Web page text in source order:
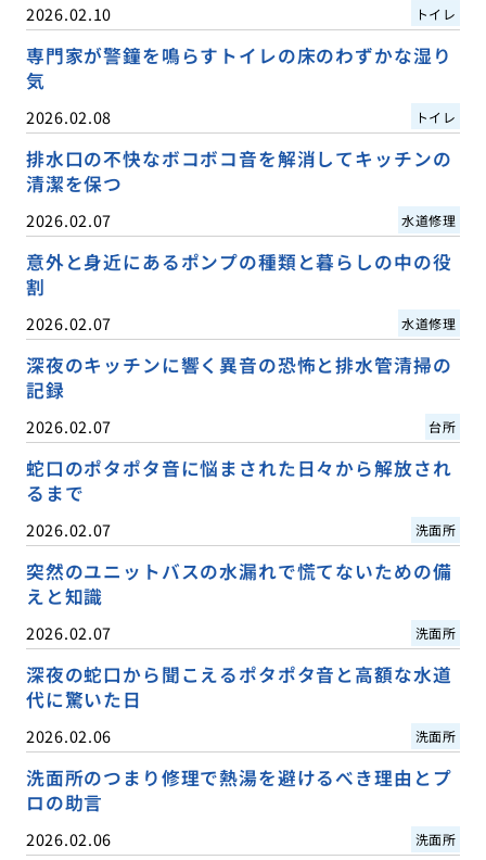
2026.02.10 トイレ
専門家が警鐘を鳴らすトイレの床のわずかな湿り
気
2026.02.08 トイレ
排水口の不快なボコボコ音を解消してキッチンの
清潔を保つ
2026.02.07 水道修理
意外と身近にあるポンプの種類と暮らしの中の役
割
2026.02.07 水道修理
深夜のキッチンに響く異音の恐怖と排水管清掃の
記録
2026.02.07 台所
蛇口のポタポタ音に悩まされた日々から解放され
るまで
2026.02.07 洗面所
突然のユニットバスの水漏れで慌てないための備
えと知識
2026.02.07 洗面所
深夜の蛇口から聞こえるポタポタ音と高額な水道
代に驚いた日
2026.02.06 洗面所
洗面所のつまり修理で熱湯を避けるべき理由とプ
ロの助言
2026.02.06 洗面所